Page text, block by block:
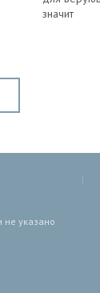
значит
указано